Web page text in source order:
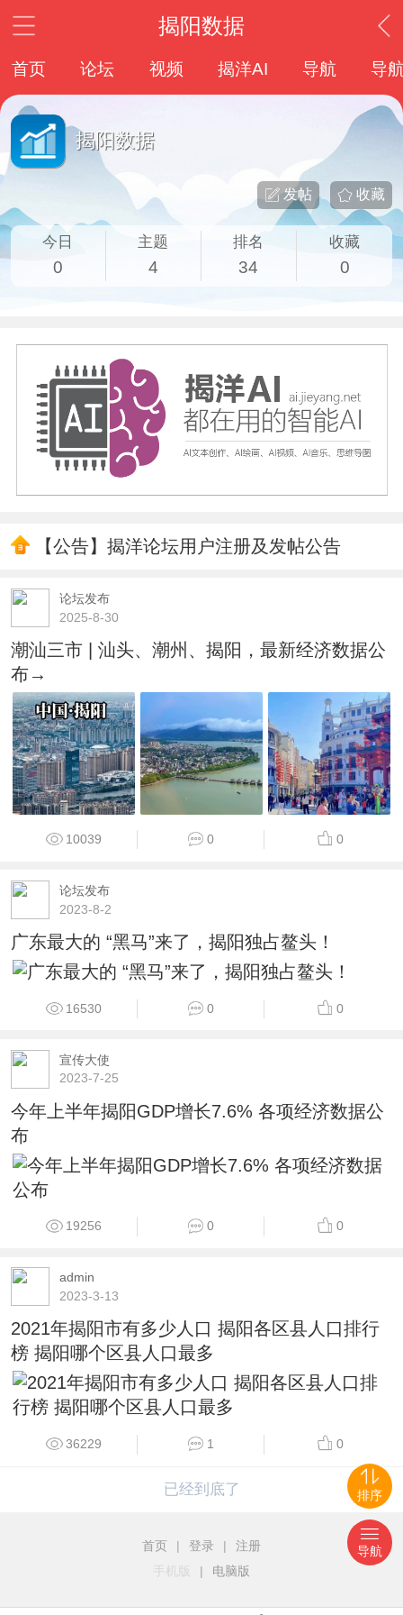
揭阳数据
首页 论坛 视频 揭洋AI 导航 导
揭阳数据
收藏
发帖
今日
0
主题
4
排名
34
收藏
0
【公告】揭洋论坛用户注册及发帖公告
论坛发布
2025-8-30
潮汕三市 | 汕头、潮州、揭阳，最新经济数据公
布→
10039 0 0
论坛发布
2023-8-2
广东最大的 “黑马”来了，揭阳独占鳌头！
16530 0 0
宣传大使
2023-7-25
今年上半年揭阳GDP增长7.6% 各项经济数据公
布
19256 0 0
admin
2023-3-13
2021年揭阳市有多少人口 揭阳各区县人口排行
榜 揭阳哪个区县人口最多
36229 1 0
已经到底了
首页 | 登录 |
注册
手机版
| 电脑版
排序
导航